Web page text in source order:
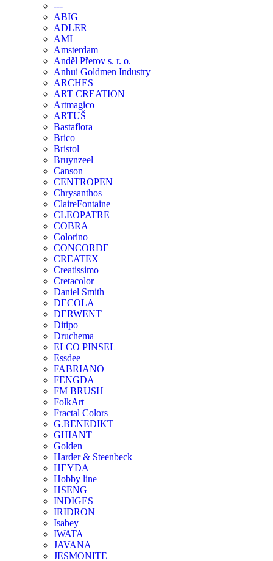
---
ABIG
ADLER
AMI
Amsterdam
Anděl Přerov s. r. o.
Anhui Goldmen Industry
ARCHES
ART CREATION
Artmagico
ARTUŠ
Bastaflora
Brico
Bristol
Bruynzeel
Canson
CENTROPEN
Chrysanthos
ClaireFontaine
CLEOPATRE
COBRA
Colorino
CONCORDE
CREATEX
Creatissimo
Cretacolor
Daniel Smith
DECOLA
DERWENT
Ditipo
Druchema
ELCO PINSEL
Essdee
FABRIANO
FENGDA
FM BRUSH
FolkArt
Fractal Colors
G.BENEDIKT
GHIANT
Golden
Harder & Steenbeck
HEYDA
Hobby line
HSENG
INDIGES
IRIDRON
Isabey
IWATA
JAVANA
JESMONITE